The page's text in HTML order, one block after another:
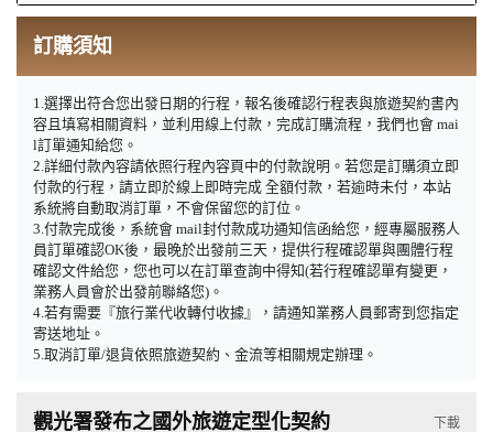
訂購須知
1.選擇出符合您出發日期的行程，報名後確認行程表與旅遊契約書內
容且填寫相關資料，並利用線上付款，完成訂購流程，我們也會 mai
l訂單通知給您。
2.詳細付款內容請依照行程內容頁中的付款說明。若您是訂購須立即
付款的行程，請立即於線上即時完成 全額付款，若逾時未付，本站
系統將自動取消訂單，不會保留您的訂位。
3.付款完成後，系統會 mail封付款成功通知信函給您，經專屬服務人
員訂單確認OK後，最晚於出發前三天，提供行程確認單與團體行程
確認文件給您，您也可以在訂單查詢中得知(若行程確認單有變更，
業務人員會於出發前聯絡您)。
4.若有需要『旅行業代收轉付收據』，請通知業務人員郵寄到您指定
寄送地址。
5.取消訂單/退貨依照旅遊契約、金流等相關規定辦理。
觀光署發布之國外旅遊定型化契約 下載